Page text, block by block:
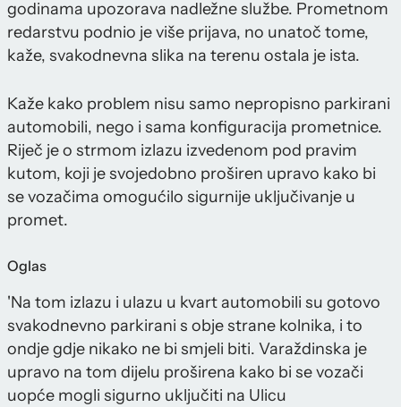
godinama upozorava nadležne službe. Prometnom
redarstvu podnio je više prijava, no unatoč tome,
kaže, svakodnevna slika na terenu ostala je ista.
Kaže kako problem nisu samo nepropisno parkirani
automobili, nego i sama konfiguracija prometnice.
Riječ je o strmom izlazu izvedenom pod pravim
kutom, koji je svojedobno proširen upravo kako bi
se vozačima omogućilo sigurnije uključivanje u
promet.
Oglas
'Na tom izlazu i ulazu u kvart automobili su gotovo
svakodnevno parkirani s obje strane kolnika, i to
ondje gdje nikako ne bi smjeli biti. Varaždinska je
upravo na tom dijelu proširena kako bi se vozači
uopće mogli sigurno uključiti na Ulicu